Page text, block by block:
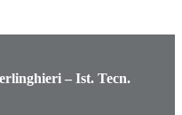
– Ist. Tecn.